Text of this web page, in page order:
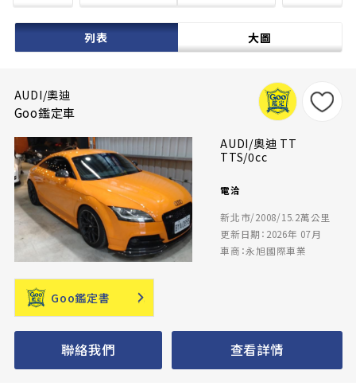
列表 大圖
AUDI/奧迪
Goo鑑定車
AUDI/奧迪 TT
TTS/0cc
電洽
新北市/2008/15.2萬公里
更新日期：2026年 07月
車商：永旭國際車業
Goo鑑定書
聯絡我們 查看詳情